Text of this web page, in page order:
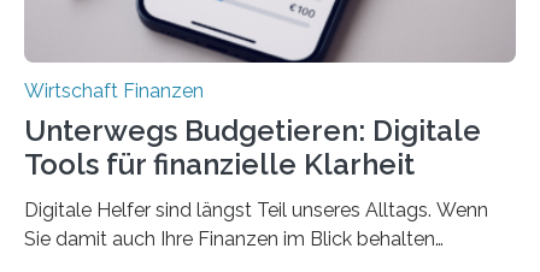
Wirtschaft Finanzen
Unterwegs Budgetieren: Digitale
Tools für finanzielle Klarheit
Digitale Helfer sind längst Teil unseres Alltags. Wenn
Sie damit auch Ihre Finanzen im Blick behalten